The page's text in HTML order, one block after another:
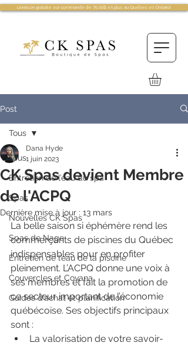
Livraison gratuite sur commande de 75.00$ et plus au Québec et Ontario!
Post
Tous
Entretien de l’eau du spa
Spas
Nouvelles CK Spas
Spas de Nage
Entretien de l’eau de la piscine
Couvercles et Covana
Guides d’achat et planification
Tous
CK Spas devient Membre
de l'ACPQ
Dana Hyde
1 juin 2023
Dernière mise à jour : 13 mars
La belle saison si éphémère rend les
commerçants de piscines du Québec
indispensables pour en profiter
pleinement. L’ACPQ donne une voix à
ses membres et fait la promotion de
ce secteur important de l’économie
québécoise. Ses objectifs principaux
sont :
La valorisation de votre savoir-